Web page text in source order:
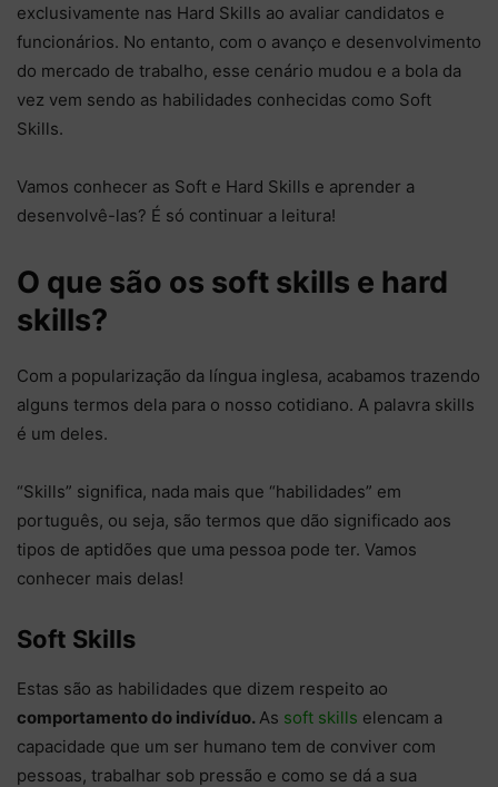
exclusivamente nas Hard Skills ao avaliar candidatos e
funcionários. No entanto, com o avanço e desenvolvimento
do mercado de trabalho, esse cenário mudou e a bola da
vez vem sendo as habilidades conhecidas como Soft
Skills.
Vamos conhecer as Soft e Hard Skills e aprender a
desenvolvê-las? É só continuar a leitura!
O que são os soft skills e hard
skills?
Com a popularização da língua inglesa, acabamos trazendo
alguns termos dela para o nosso cotidiano. A palavra skills
é um deles.
“Skills” significa, nada mais que “habilidades” em
português, ou seja, são termos que dão significado aos
tipos de aptidões que uma pessoa pode ter. Vamos
conhecer mais delas!
Soft Skills
Estas são as habilidades que dizem respeito ao
comportamento do indivíduo. As soft skills elencam a
capacidade que um ser humano tem de conviver com
pessoas, trabalhar sob pressão e como se dá a sua